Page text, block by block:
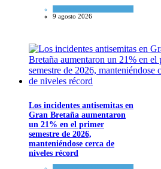
9 agosto 2026
Los incidentes antisemitas en
Gran Bretaña aumentaron
un 21% en el primer
semestre de 2026,
manteniéndose cerca de
niveles récord